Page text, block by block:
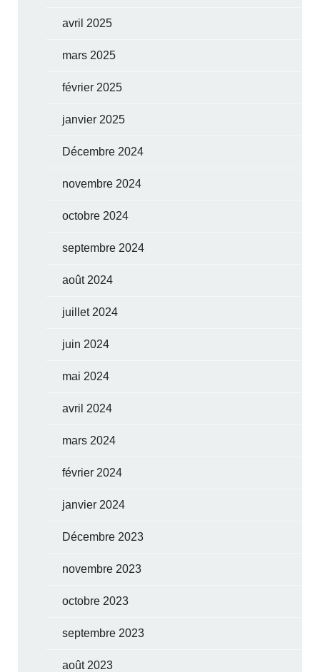
avril 2025
mars 2025
février 2025
janvier 2025
Décembre 2024
novembre 2024
octobre 2024
septembre 2024
août 2024
juillet 2024
juin 2024
mai 2024
avril 2024
mars 2024
février 2024
janvier 2024
Décembre 2023
novembre 2023
octobre 2023
septembre 2023
août 2023